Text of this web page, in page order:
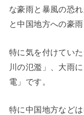
な豪雨と暴風の恐
と中国地方への豪
特に気を付けてい
川の氾濫」、大雨
電」です。
特に中国地方など